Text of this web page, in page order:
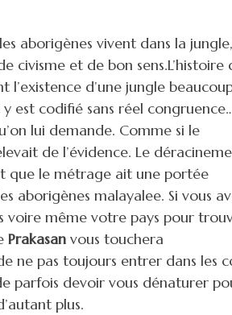
aborigènes vivent dans la jungle,
civisme et de bon sens.L’histoire
d’une jungle
est codifié sans réel
lui demande. Comme si le
de l’évidence. Le
que le métrage ait une portée
aborigènes malayalee. Si vous
voire même votre pays pour
Prakasan vous touchera
ne pas toujours entrer dans les
parfois devoir vous dénaturer
plus.